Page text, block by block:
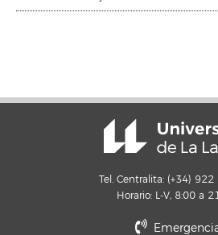
Tel. Centralita: (+34)
Horario: L-V, 8:00 a